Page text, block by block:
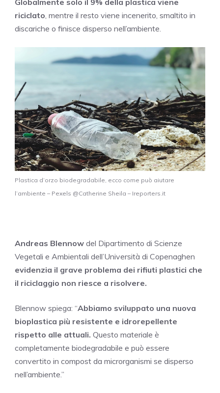
Globalmente solo il 9% della plastica viene
riciclato, mentre il resto viene incenerito, smaltito in
discariche o finisce disperso nell’ambiente.
Plastica d’orzo biodegradabile, ecco come può aiutare
l’ambiente – Pexels @Catherine Sheila – Ireporters.it
Andreas Blennow del Dipartimento di Scienze
Vegetali e Ambientali dell’Università di Copenaghen
evidenzia il grave problema dei rifiuti plastici che
il riciclaggio non riesce a risolvere.
Blennow spiega: “Abbiamo sviluppato una nuova
bioplastica più resistente e idrorepellente
rispetto alle attuali. Questo materiale è
completamente biodegradabile e può essere
convertito in compost da microrganismi se disperso
nell’ambiente.”